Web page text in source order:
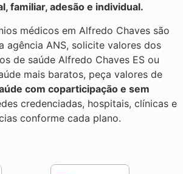
familiar, adesão e individual.
médicos em Alfredo Chaves são
agência ANS, solicite valores dos
de saúde Alfredo Chaves ES ou
mais baratos, peça valores de
com coparticipação e sem
credenciadas, hospitais, clínicas e
conforme cada plano.